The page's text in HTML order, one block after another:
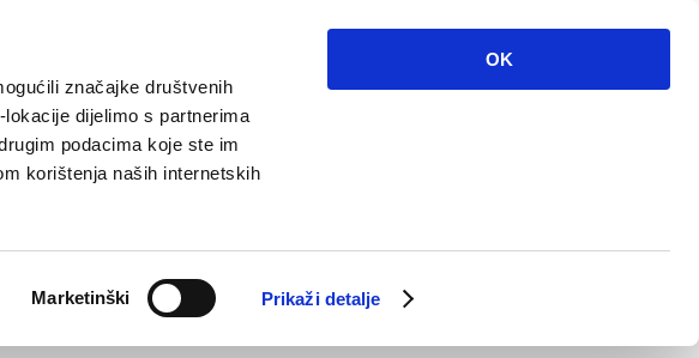
značajke društvenih
dijelimo s partnerima
podacima koje ste im
korištenja naših internetskih
Marketinški Prikaži detalje
OK
Kontakt